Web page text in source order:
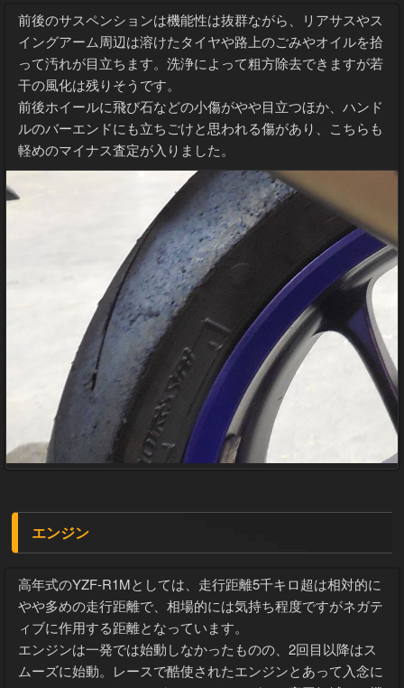
前後のサスペンションは機能性は抜群ながら、リアサスやス
イングアーム周辺は溶けたタイヤや路上のごみやオイルを拾
って汚れが目立ちます。洗浄によって粗方除去できますが若
干の風化は残りそうです。
前後ホイールに飛び石などの小傷がやや目立つほか、ハンド
ルのバーエンドにも立ちごけと思われる傷があり、こちらも
軽めのマイナス査定が入りました。
エンジン
高年式のYZF-R1Mとしては、走行距離5千キロ超は相対的に
やや多めの走行距離で、相場的には気持ち程度ですがネガテ
ィブに作用する距離となっています。
エンジンは一発では始動しなかったものの、2回目以降はス
ムーズに始動。レースで酷使されたエンジンとあって入念に